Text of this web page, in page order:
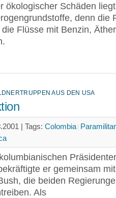
ökologischer Schäden
denn die
Flüsse mit Benzin,
AUS DEN USA
| Tags: Colombia
er gemeinsam
die beiden
Als